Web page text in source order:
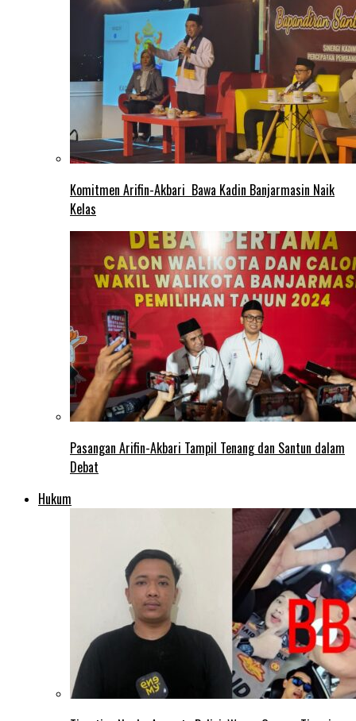
Komitmen Arifin-Akbari Bawa Kadin Banjarmasin Naik
Kelas
Pasangan Arifin-Akbari Tampil Tenang dan Santun dalam
Debat
Hukum